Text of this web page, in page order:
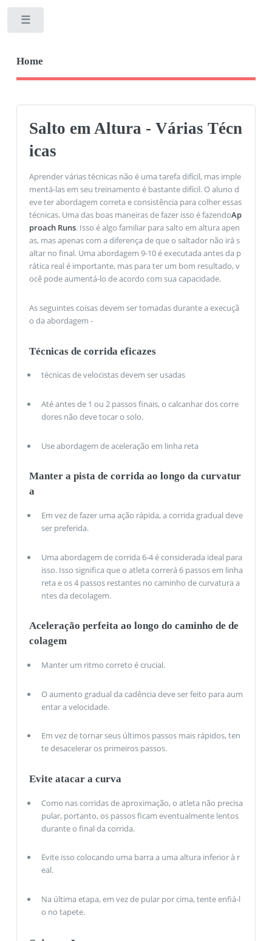
Home
Salto em Altura - Várias Técn
icas
Aprender várias técnicas não é uma tarefa difícil, mas imple
mentá-las em seu treinamento é bastante difícil. O aluno d
eve ter abordagem correta e consistência para colher essas
técnicas. Uma das boas maneiras de fazer isso é fazendoAp
proach Runs. Isso é algo familiar para salto em altura apen
as, mas apenas com a diferença de que o saltador não irá s
altar no final. Uma abordagem 9-10 é executada antes da p
rática real é importante, mas para ter um bom resultado, v
ocê pode aumentá-lo de acordo com sua capacidade.
As seguintes coisas devem ser tomadas durante a execuçã
o da abordagem -
Técnicas de corrida eficazes
técnicas de velocistas devem ser usadas
Até antes de 1 ou 2 passos finais, o calcanhar dos corre
dores não deve tocar o solo.
Use abordagem de aceleração em linha reta
Manter a pista de corrida ao longo da curvatur
a
Em vez de fazer uma ação rápida, a corrida gradual deve
ser preferida.
Uma abordagem de corrida 6-4 é considerada ideal para
isso. Isso significa que o atleta correrá 6 passos em linha
reta e os 4 passos restantes no caminho de curvatura a
ntes da decolagem.
Aceleração perfeita ao longo do caminho de de
colagem
Manter um ritmo correto é crucial.
O aumento gradual da cadência deve ser feito para aum
entar a velocidade.
Em vez de tornar seus últimos passos mais rápidos, ten
te desacelerar os primeiros passos.
Evite atacar a curva
Como nas corridas de aproximação, o atleta não precisa
pular, portanto, os passos ficam eventualmente lentos
durante o final da corrida.
Evite isso colocando uma barra a uma altura inferior à r
eal.
Na última etapa, em vez de pular por cima, tente enfiá-l
o no tapete.